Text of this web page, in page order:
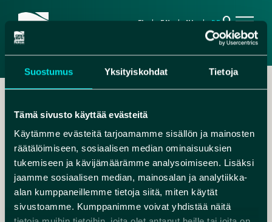
Suostumus Yksityiskohdat Tietoja
Tämä sivusto käyttää evästeitä
Käytämme evästeitä tarjoamamme sisällön ja mainosten
räätälöimiseen, sosiaalisen median ominaisuuksien
tukemiseen ja kävijämäärämme analysoimiseen. Lisäksi
jaamme sosiaalisen median, mainosalan ja analytiikka-
alan kumppaneillemme tietoja siitä, miten käytät
sivustoamme. Kumppanimme voivat yhdistää näitä
FI EN NL DEsearch
,
RITA@NATUREST.FI
+358 40 8274 530